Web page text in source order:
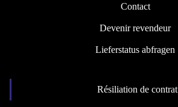
Contact
Devenir revendeur
Lieferstatus abfragen
Résiliation de contrat